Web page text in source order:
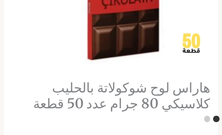
هاراس لوح شوكولاتة بالحليب
كلاسيكي 80 جرام عدد 50 قطعة